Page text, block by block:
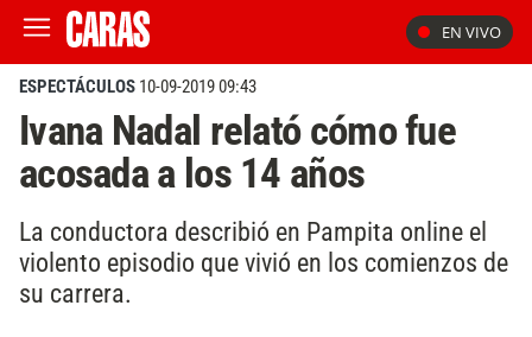
EN VIVO
ESPECTÁCULOS 10-09-2019 09:43
Ivana Nadal relató cómo fue
acosada a los 14 años
La conductora describió en Pampita online el
violento episodio que vivió en los comienzos de
su carrera.